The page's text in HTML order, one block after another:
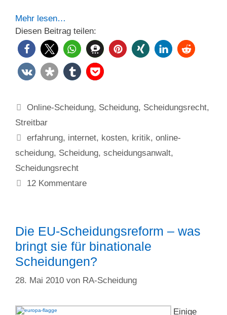
Mehr lesen…
Diesen Beitrag teilen:
Kategorien
Online-Scheidung, Scheidung, Scheidungsrecht,
Streitbar
Schlagwörter
erfahrung, internet, kosten, kritik,online-
scheidung, Scheidung, scheidungsanwalt,
Scheidungsrecht
12 Kommentare
Die EU-Scheidungsreform – was
bringt sie für binationale
Scheidungen?
28. Mai 2010 von RA-Scheidung
Einige